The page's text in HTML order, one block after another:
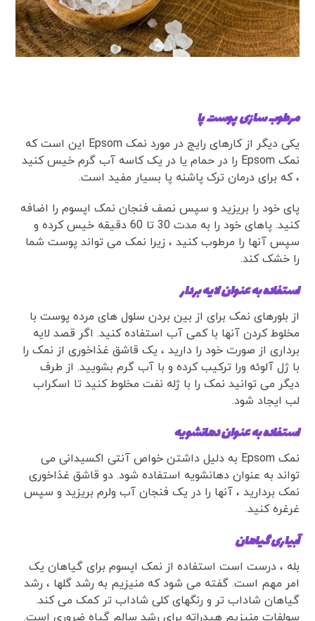
مرطوب سازی پوست پا
یکی دیگر از کارهای رایج در مورد نمک Epsom این است که
نمک Epsom را در حمام یا در یک کاسه آب گرم خیس کنید
، که برای درمان ترک پاشنه پا بسیار مفید است.
پای خود را بریزید و سپس نصف فنجان نمک اپسوم را اضافه
کنید. پاهای خود را به مدت 30 تا 60 دقیقه خیس کرده و
سپس آنها را مرطوب کنید ، زیرا نمک می تواند پوست شما
را خشک کند.
استفاده به عنوان لایه بردار
از بلورهای نمک برای از بین بردن سلول های مرده پوست با
مخلوط کردن آنها با کمی آب استفاده کنید. اگر قصد لایه
برداری از صورت خود را دارید ، یک قاشق غذاخوری از نمک را
با ژل آلوئه ورا ترکیب کرده و با آب گرم بشویید. از طرف
دیگر می توانید نمک را با ژله نفت مخلوط کنید تا اسکراب
لب ایجاد شود.
استفاده به عنوان دهانشویه
نمک Epsom به دلیل داشتن خواص آنتی اکسیدانی می
تواند به عنوان دهانشویه استفاده شود. دو قاشق غذاخوری
نمک بردارید ، آنها را در یک فنجان آب ولرم بریزید و سپس
غرغره کنید.
آبیاری گیاهان
بله ، درست است استفاده از نمک اپسوم برای گیاهان یک
امر مهم است. گفته می شود که منیزیم به رشد گلها ، رشد
گیاهان شاداب تر و رنگهای کلی شاداب تر کمک می کند.
سولفات منیزیم هیدراته برای رشد سالم گیاه ضروری است.